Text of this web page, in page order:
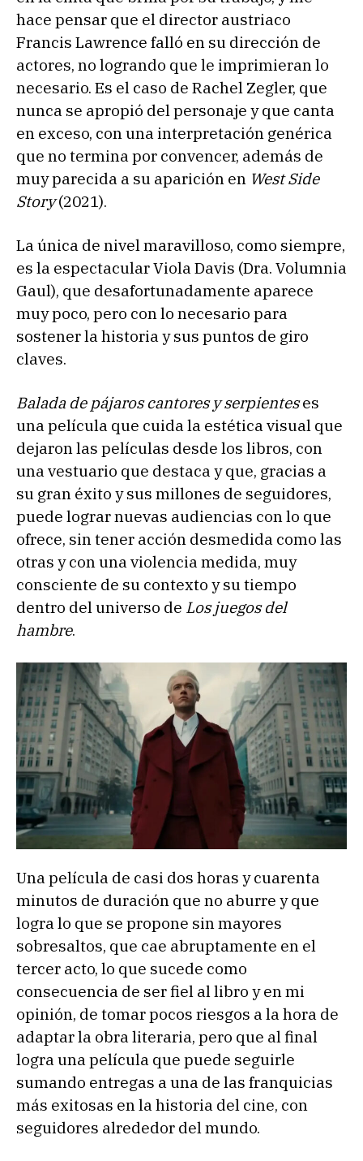
hace pensar que el director austriaco
Francis Lawrence falló en su dirección de
actores, no logrando que le imprimieran lo
necesario. Es el caso de Rachel Zegler, que
nunca se apropió del personaje y que canta
en exceso, con una interpretación genérica
que no termina por convencer, además de
muy parecida a su aparición en West Side
Story(2021).
La única de nivel maravilloso, como siempre,
es la espectacular Viola Davis (Dra. Volumnia
Gaul), que desafortunadamente aparece
muy poco, pero con lo necesario para
sostener la historia y sus puntos de giro
claves.
Balada de pájaros cantores y serpienteses
una película que cuida la estética visual que
dejaron las películas desde los libros, con
una vestuario que destaca y que, gracias a
su gran éxito y sus millones de seguidores,
puede lograr nuevas audiencias con lo que
ofrece, sin tener acción desmedida como las
otras y con una violencia medida, muy
consciente de su contexto y su tiempo
dentro del universo de Los juegos del
hambre.
Una película de casi dos horas y cuarenta
minutos de duración que no aburre y que
logra lo que se propone sin mayores
sobresaltos, que cae abruptamente en el
tercer acto, lo que sucede como
consecuencia de ser fiel al libro y en mi
opinión, de tomar pocos riesgos a la hora de
adaptar la obra literaria, pero que al final
logra una película que puede seguirle
sumando entregas a una de las franquicias
más exitosas en la historia del cine, con
seguidores alrededor del mundo.